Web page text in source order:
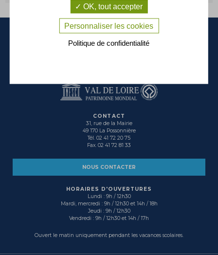
La Possonnière
CONTACT
31, rue de la Mairie
49 170 La Possonnière
Tél. 02 41 72 20 75
Fax. 02 41 72 81 33
NOUS CONTACTER
HORAIRES D'OUVERTURES
Lundi : 9h / 12h30
Mardi, mercredi : 9h / 12h30 et 14h / 18h
Jeudi : 9h / 12h30
Vendredi : 9h / 12h30 et 14h / 17h
Ouvert le matin uniquement pendant les vacances scolaires.
OK, tout accepter
Personnaliser les cookies
Politique de confidentialité